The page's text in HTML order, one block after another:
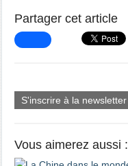
Partager cet article
S'inscrire à la newsletter
Vous aimerez aussi :